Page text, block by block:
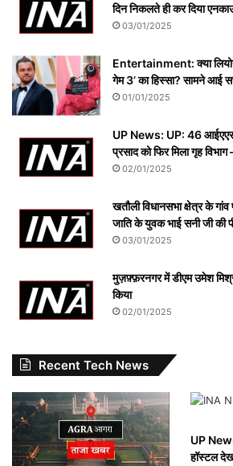
दिन निकलते ही कर दिया
03/01/2025
Entertainment: क्या
गेम 3’ का हिस्सा? सामने आई
01/01/2025
UP News: UP: 46
प्रसाद को फिर मिला गृह
02/01/2025
खतौली विधानसभा क्षेत्र के गांव
जाति के युवक भाई सनी जी की
03/01/2025
मुज़फ़्फ़रनगर में डीएम उमेश
किया
02/01/2025
Recent Tech News
UP
हॉस्टल